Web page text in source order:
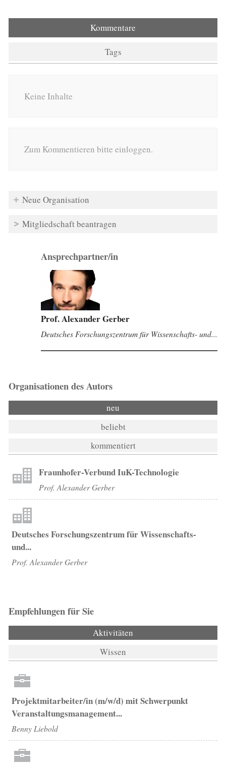
Kommentare
Tags
Keine Inhalte
Zum Kommentieren bitte einloggen.
Neue Organisation
Mitgliedschaft beantragen
Ansprechpartner/in
Prof. Alexander Gerber
Deutsches Forschungszentrum für Wissenschafts- und...
Organisationen des Autors
neu
beliebt
kommentiert
Fraunhofer-Verbund IuK-Technologie
Prof. Alexander Gerber
Deutsches Forschungszentrum für Wissenschafts-
und...
Prof. Alexander Gerber
Empfehlungen für Sie
Aktivitäten
Wissen
Projektmitarbeiter/in (m/w/d) mit Schwerpunkt
Veranstaltungsmanagement...
Benny Liebold